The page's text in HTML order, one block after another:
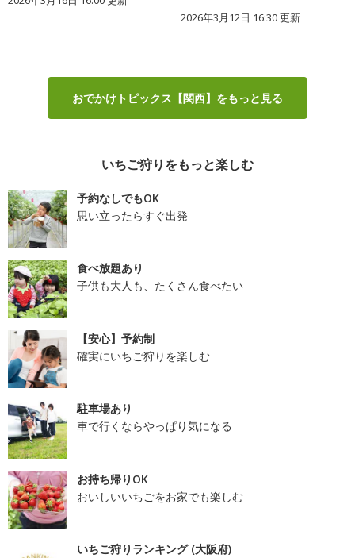
2026年3月12日 16:30 更新
おでかけトピックス【関西】をもっと見る
いちご狩りをもっと楽しむ
予約なしでもOK
思い立ったらすぐ出発
食べ放題あり
子供も大人も、たくさん食べたい
【安心】予約制
確実にいちご狩りを楽しむ
駐車場あり
車で行くならやっぱり気になる
お持ち帰りOK
おいしいいちごをお家でも楽しむ
いちご狩りランキング (大阪府)